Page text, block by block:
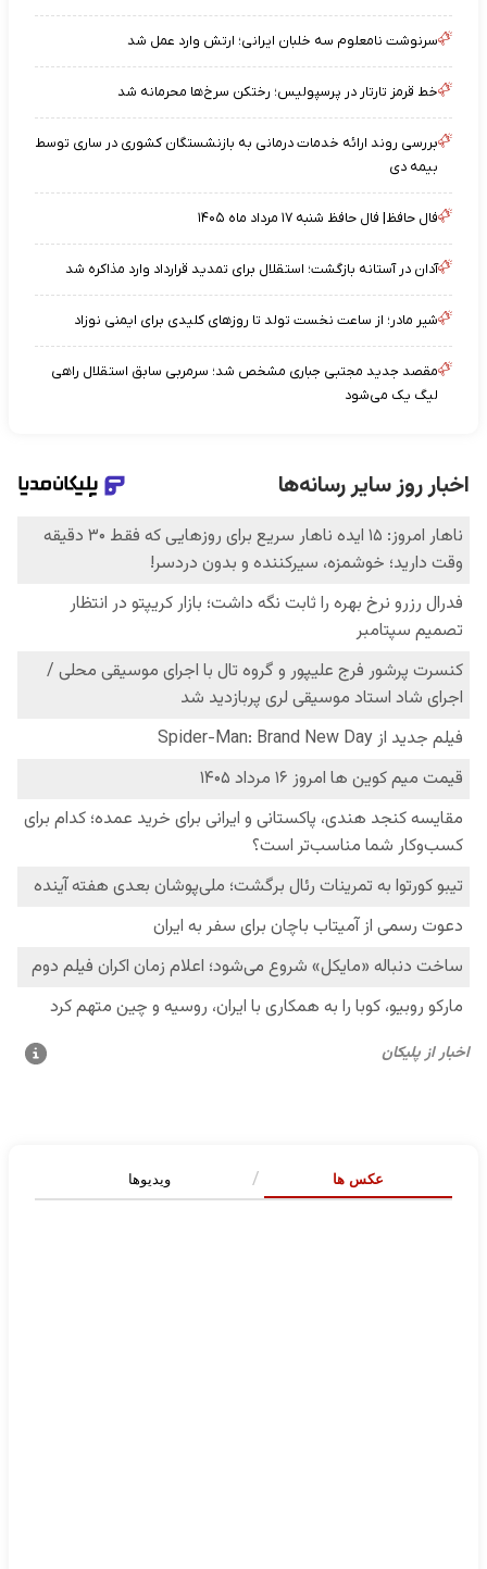
سرنوشت نامعلوم سه خلبان ایرانی؛ ارتش وارد عمل شد
خط قرمز تارتار در پرسپولیس؛ رختکن سرخ‌ها محرمانه شد
بررسی روند ارائه خدمات درمانی به بازنشستگان کشوری در ساری توسط
بیمه دی
فال حافظ| فال حافظ شنبه ۱۷ مرداد ماه ۱۴۰۵
آدان در آستانه بازگشت؛ استقلال برای تمدید قرارداد وارد مذاکره شد
شیر مادر؛ از ساعت نخست تولد تا روزهای کلیدی برای ایمنی نوزاد
مقصد جدید مجتبی جباری مشخص شد؛ سرمربی سابق استقلال راهی
لیگ یک می‌شود
عکس ها ویدیوها